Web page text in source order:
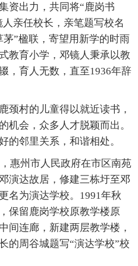
资出力，共同将“鹿岗书
亲任校长，亲笔题写校名
”楹联，寄望用新学的时雨
教育小学，邓镜人秉承以教
，育人无数，直至1936年辞
村的儿童得以就近读书，
机会，众多人才脱颖而出。
的邻里关系，和谐相处。
州市人民政府在市区南苑
演达故居，修建三栋圩至邓
名为演达学校。1991年秋
保留鹿岗学校原教学楼原
间连廊，新建两层教学楼，
的周谷城题写“演达学校”校